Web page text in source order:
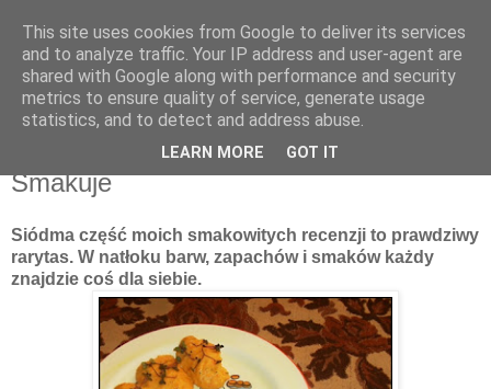
Recenzje na widelcu
Portal kulturalny - książki, recenzje, inspiracje, konkursy.
czwartek, 9 maja 2013
Smakuje
Siódma część moich smakowitych recenzji to prawdziwy
rarytas. W natłoku barw, zapachów i smaków każdy
znajdzie coś dla siebie.
This site uses cookies from Google to deliver its services
and to analyze traffic. Your IP address and user-agent are
shared with Google along with performance and security
metrics to ensure quality of service, generate usage
statistics, and to detect and address abuse.
LEARN MORE GOT IT